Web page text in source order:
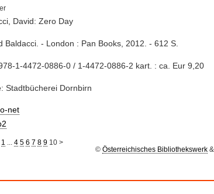
David: Zero Day
Baldacci. - London : Pan Books, 2012. - 612 S.
1-4472-0886-0 / 1-4472-0886-2 kart. : ca. Eur 9,20
Stadtbücherei Dornbirn
net
1 ...4 5 6 7 8 9 10 >
© Österreichisches Bibliothekswerk&